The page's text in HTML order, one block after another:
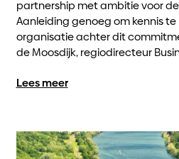
partnership met ambitie voor
Aanleiding genoeg om kennis
organisatie achter dit
de Moosdijk, regiodirecteur
Lees meer